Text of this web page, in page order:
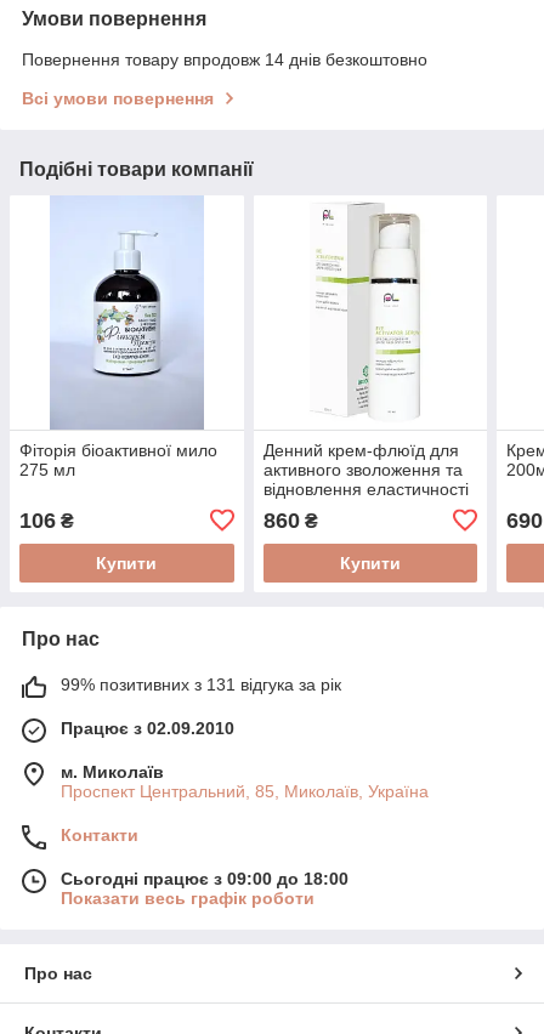
Умови повернення
Повернення товару впродовж 14 днів безкоштовно
Всі умови повернення
Подібні товари компанії
Фіторія біоактивної мило
275 мл
106 ₴
Купити
Денний крем-флюїд для
активного зволоження та
відновлення еластичності
шкіри Pink Lime™, 50 мл
860₴
Купити
690
Про нас
99% позитивних з 131 відгука за рік
Працює з 02.09.2010
м. Миколаїв
Проспект Центральний, 85, Миколаїв, Україна
Контакти
Сьогодні працює з 09:00 до 18:00
Показати весь графік роботи
Про нас